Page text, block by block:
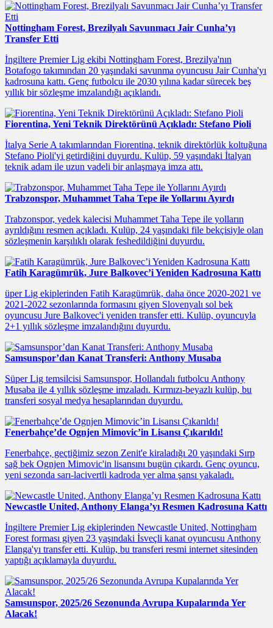
Nottingham Forest, Brezilyalı Savunmacı Jair Cunha’yı
Transfer Etti
İngiltere Premier Lig ekibi Nottingham Forest, Brezilya'nın
Botafogo takımından 20 yaşındaki savunma oyuncusu Jair Cunha'yı
kadrosuna kattı. Genç futbolcu ile 2030 yılına kadar sürecek beş
yıllık bir sözleşme imzalandığı açıklandı.
Fiorentina, Yeni Teknik Direktörünü Açıkladı: Stefano Pioli
İtalya Serie A takımlarından Fiorentina, teknik direktörlük koltuğuna
Stefano Pioli'yi getirdiğini duyurdu. Kulüp, 59 yaşındaki İtalyan
teknik adam ile uzun vadeli bir anlaşmaya imza attı.
Trabzonspor, Muhammet Taha Tepe ile Yollarını Ayırdı
Trabzonspor, yedek kalecisi Muhammet Taha Tepe ile yolların
ayrıldığını resmen açıkladı. Kulüp, 24 yaşındaki file bekçisiyle olan
sözleşmenin karşılıklı olarak feshedildiğini duyurdu.
Fatih Karagümrük, Jure Balkovec’i Yeniden Kadrosuna Kattı
üper Lig ekiplerinden Fatih Karagümrük, daha önce 2020-2021 ve
2021-2022 sezonlarında formasını giyen Slovenyalı sol bek
oyuncusu Jure Balkovec'i yeniden transfer etti. Kulüp, oyuncuyla
2+1 yıllık sözleşme imzalandığını duyurdu.
Samsunspor’dan Kanat Transferi: Anthony Musaba
Süper Lig temsilcisi Samsunspor, Hollandalı futbolcu Anthony
Musaba ile 4 yıllık sözleşme imzaladı. Kırmızı-beyazlı kulüp, bu
transferi sosyal medya hesaplarından duyurdu.
Fenerbahçe’de Ognjen Mimovic’in Lisansı Çıkarıldı!
Fenerbahçe, geçtiğimiz sezon Zenit'e kiraladığı 20 yaşındaki Sırp
sağ bek Ognjen Mimovic'in lisansını bugün çıkardı. Genç oyuncu,
yeni sezonda sarı-lacivertli kadroda yer alma şansı yakaladı.
Newcastle United, Anthony Elanga’yı Resmen Kadrosuna Kattı
İngiltere Premier Lig ekiplerinden Newcastle United, Nottingham
Forest forması giyen 23 yaşındaki İsveçli kanat oyuncusu Anthony
Elanga'yı transfer etti. Kulüp, bu transferi resmi internet sitesinden
yaptığı açıklamayla duyurdu.
Samsunspor, 2025/26 Sezonunda Avrupa Kupalarında Yer
Alacak!